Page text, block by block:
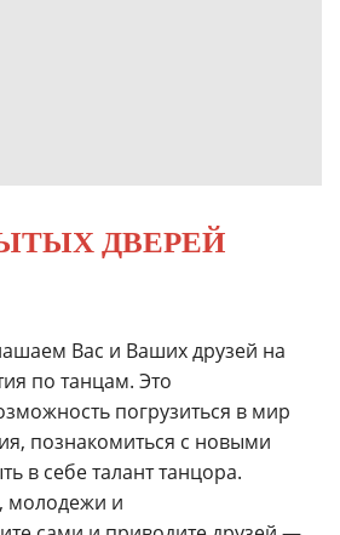
ДВЕРЕЙ
Вас и Ваших друзей на
по танцам. Это
погрузиться в мир
познакомиться с новыми
в себе талант танцора.
молодежи и